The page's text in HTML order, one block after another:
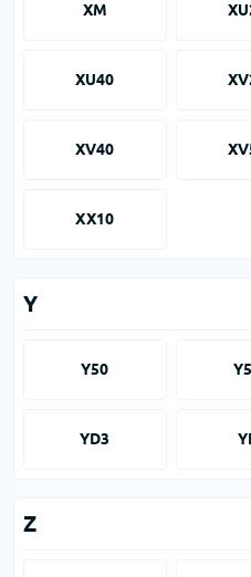
XM
XU40
XV40
XX10
Y
Y50
YD3
Z